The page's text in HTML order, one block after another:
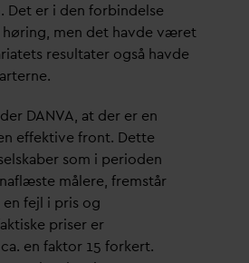
Det er i den forbindelse
høring, men det havde været
resultater også havde
DANVA, at der er en
effektive front. Dette
som i perioden
målere, fremstår
fejl i pris og
priser er
en faktor 15 forkert.